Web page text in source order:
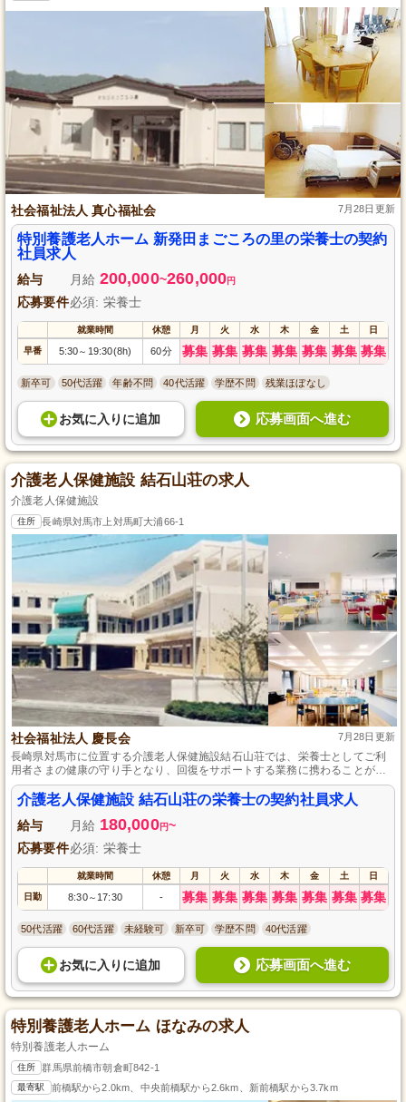
社会福祉法人 真心福祉会 7月28日更新
特別養護老人ホーム 新発田まごころの里の栄養士の契約
社員求人
給与 月給 200,000~260,000円
応募要件必須: 栄養士
就業時間 休憩 月 火 水 木 金 土 日
早番 5:30～ 19:30(8h) 60分 募集 募集 募集 募集 募集 募集 募集
新卒可 50代活躍 年齢不問 40代活躍 学歴不問 残業ほぼなし
お気に入り に追加 応募画面へ進む
介護老人保健施設 結石山荘の求人
介護老人保健施設
住所 長崎県対馬市上対馬町大浦66-1
社会福祉法人 慶長会 7月28日更新
長崎県対馬市に位置する介護老人保健施設結石山荘では、栄養士としてご利
用者さまの健康の守り手となり、回復をサポートする業務に携わることがで
きます。また、各種保険や厚生年金への加入、退職金制度ありで、長期間の
安定した勤務が可能です。
介護老人保健施設 結石山荘の栄養士の契約社員求人
給与 月給 180,000円~
応募要件必須: 栄養士
就業時間 休憩 月 火 水 木 金 土 日
日勤 8:30～ 17:30 - 募集 募集 募集 募集 募集 募集 募集
50代活躍 60代活躍 未経験可 新卒可 学歴不問 40代活躍
お気に入り に追加 応募画面へ進む
特別養護老人ホーム ほなみの求人
特別養護老人ホーム
住所 群馬県前橋市朝倉町842-1
最寄駅 前橋駅から2.0km、中央前橋駅から2.6km、新前橋駅から3.7km